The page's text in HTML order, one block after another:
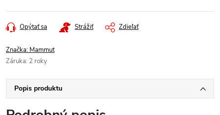
Opýtať sa Strážiť Zdieľať
Značka: Mammut
Záruka: 2 roky
Popis produktu